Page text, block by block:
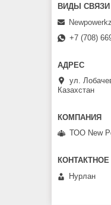
+7 (708)
ул.
Казахстан
ТОО New
Нурлан